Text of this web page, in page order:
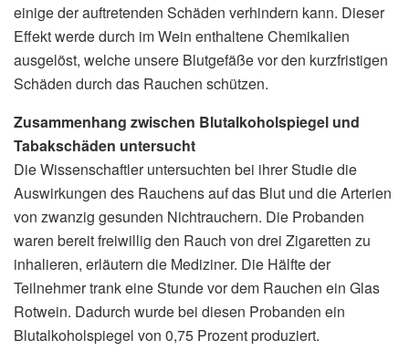
einige der auftretenden Schäden verhindern kann. Dieser
Effekt werde durch im Wein enthaltene Chemikalien
ausgelöst, welche unsere Blutgefäße vor den kurzfristigen
Schäden durch das Rauchen schützen.
Zusammenhang zwischen Blutalkoholspiegel und
Tabakschäden untersucht
Die Wissenschaftler untersuchten bei ihrer Studie die
Auswirkungen des Rauchens auf das Blut und die Arterien
von zwanzig gesunden Nichtrauchern. Die Probanden
waren bereit freiwillig den Rauch von drei Zigaretten zu
inhalieren, erläutern die Mediziner. Die Hälfte der
Teilnehmer trank eine Stunde vor dem Rauchen ein Glas
Rotwein. Dadurch wurde bei diesen Probanden ein
Blutalkoholspiegel von 0,75 Prozent produziert.